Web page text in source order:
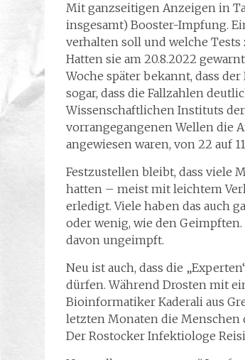
Mit ganzseitigen Anzeigen in
insgesamt) Booster-Impfung.
verhalten soll und welche
Hatten sie am 20.8.2022
Woche später bekannt, dass
sogar, dass die Fallzahlen
Wissenschaftlichen Instituts
vorrangegangenen Wellen die
angewiesen waren, von 22 auf
Festzustellen bleibt, dass viele
hatten – meist mit leichtem
erledigt. Viele haben das auch
oder wenig, wie den
davon ungeimpft.
Neu ist auch, dass die
dürfen. Während Drosten mit
Bioinformatiker Kaderali aus
letzten Monaten die
Der Rostocker Infektiologe